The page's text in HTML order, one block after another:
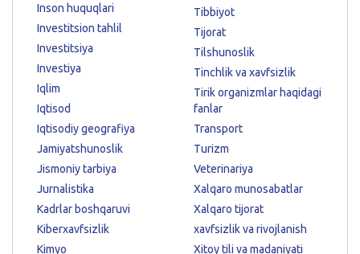
Inson huquqlari
Investitsion tahlil
Investitsiya
Investiya
Iqlim
Iqtisod
Iqtisodiy geografiya
Jamiyatshunoslik
Jismoniy tarbiya
Jurnalistika
Kadrlar boshqaruvi
Kiberxavfsizlik
Kimyo
Tibbiyot
Tijorat
Tilshunoslik
Tinchlik va xavfsizlik
Tirik organizmlar haqidagi
fanlar
Transport
Turizm
Veterinariya
Xalqaro munosabatlar
Xalqaro tijorat
xavfsizlik va rivojlanish
Xitoy tili va madaniyati